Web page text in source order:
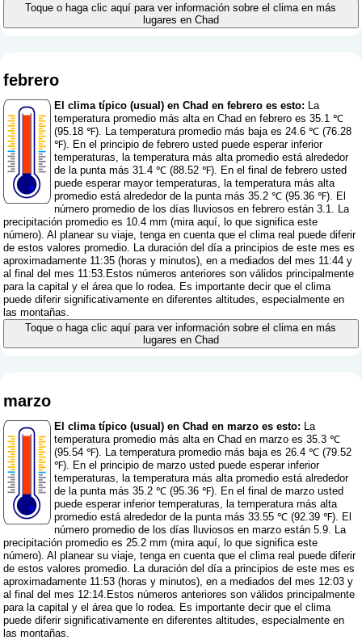
Toque o haga clic aquí para ver información sobre el clima en más
lugares en Chad
febrero
El clima típico (usual) en Chad en febrero es esto: La
temperatura promedio más alta en Chad en febrero es 35.1 ℃
(95.18 ℉). La temperatura promedio más baja es 24.6 ℃ (76.28
℉). En el principio de febrero usted puede esperar inferior
temperaturas, la temperatura más alta promedio está alrededor
de la punta más 31.4 ℃ (88.52 ℉). En el final de febrero usted
puede esperar mayor temperaturas, la temperatura más alta
promedio está alrededor de la punta más 35.2 ℃ (95.36 ℉). El
número promedio de los días lluviosos en febrero están 3.1. La
precipitación promedio es 10.4 mm (mira aquí, lo que significa este
número). Al planear su viaje, tenga en cuenta que el clima real puede diferir
de estos valores promedio. La duración del día a principios de este mes es
aproximadamente 11:35 (horas y minutos), en a mediados del mes 11:44 y
al final del mes 11:53.Estos números anteriores son válidos principalmente
para la capital y el área que lo rodea. Es importante decir que el clima
puede diferir significativamente en diferentes altitudes, especialmente en
las montañas.
Toque o haga clic aquí para ver información sobre el clima en más
lugares en Chad
marzo
El clima típico (usual) en Chad en marzo es esto: La
temperatura promedio más alta en Chad en marzo es 35.3 ℃
(95.54 ℉). La temperatura promedio más baja es 26.4 ℃ (79.52
℉). En el principio de marzo usted puede esperar inferior
temperaturas, la temperatura más alta promedio está alrededor
de la punta más 35.2 ℃ (95.36 ℉). En el final de marzo usted
puede esperar inferior temperaturas, la temperatura más alta
promedio está alrededor de la punta más 33.55 ℃ (92.39 ℉). El
número promedio de los días lluviosos en marzo están 5.9. La
precipitación promedio es 25.2 mm (mira aquí, lo que significa este
número). Al planear su viaje, tenga en cuenta que el clima real puede diferir
de estos valores promedio. La duración del día a principios de este mes es
aproximadamente 11:53 (horas y minutos), en a mediados del mes 12:03 y
al final del mes 12:14.Estos números anteriores son válidos principalmente
para la capital y el área que lo rodea. Es importante decir que el clima
puede diferir significativamente en diferentes altitudes, especialmente en
las montañas.